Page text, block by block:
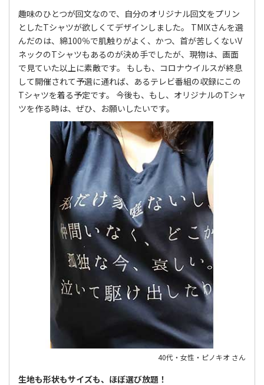
趣味のひとつが回文なので、自分のオリジナル回文をプリン
としたTシャツが欲しくてデザインしました。 TMIXさんを選
んだのは、綿100％で肌触りがよく、かつ、首が苦しくないV
ネックのTシャツもあるのが決め手でしたが、現物は、画面
で見ていた以上に素敵です。 もしも、コロナウイルスが終息
して開催されて予選に通れば、あるテレビ番組の収録にこの
Tシャツを着る予定です。 今後も、もし、オリジナルのTシャ
ツを作る時は、ぜひ、お願いしたいです。
40代・女性・ピノキオ さん
生地も形状もサイズも、ほぼ選び放題！